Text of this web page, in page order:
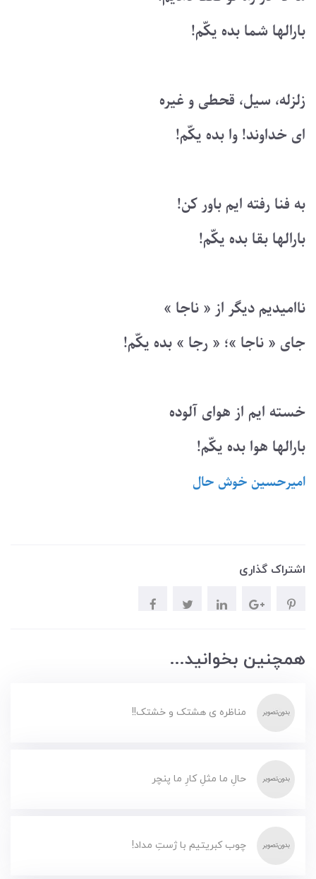
بارالها شما بده یکّم!
زلزله، سیل، قحطی و غیره
ای خداوند! وا بده یکّم!
به فنا رفته ایم باور کن!
بارالها بقا بده یکّم!
ناامیدیم دیگر از « ناجا »
جای « ناجا »؛ « رجا » بده یکّم!
خسته ایم از هوای آلوده
بارالها هوا بده یکّم!
امیرحسین خوش حال
اشتراک گذاری
همچنین بخوانید...
مناظره ی هشتک و خشتک!!
حالِ ما مثلِ کارِ ما پنچر
چوب کبریتیم با ژستِ مداد!